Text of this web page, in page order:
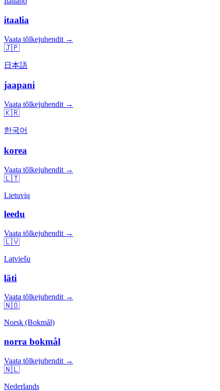
itaalia
Vaata tõlkejuhendit →
🇯🇵
日本語
jaapani
Vaata tõlkejuhendit →
🇰🇷
한국어
korea
Vaata tõlkejuhendit →
🇱🇹
Lietuvių
leedu
Vaata tõlkejuhendit →
🇱🇻
Latviešu
läti
Vaata tõlkejuhendit →
🇳🇴
Norsk (Bokmål)
norra bokmål
Vaata tõlkejuhendit →
🇳🇱
Nederlands